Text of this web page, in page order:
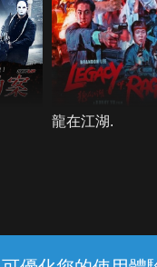
龍在江湖.
線上